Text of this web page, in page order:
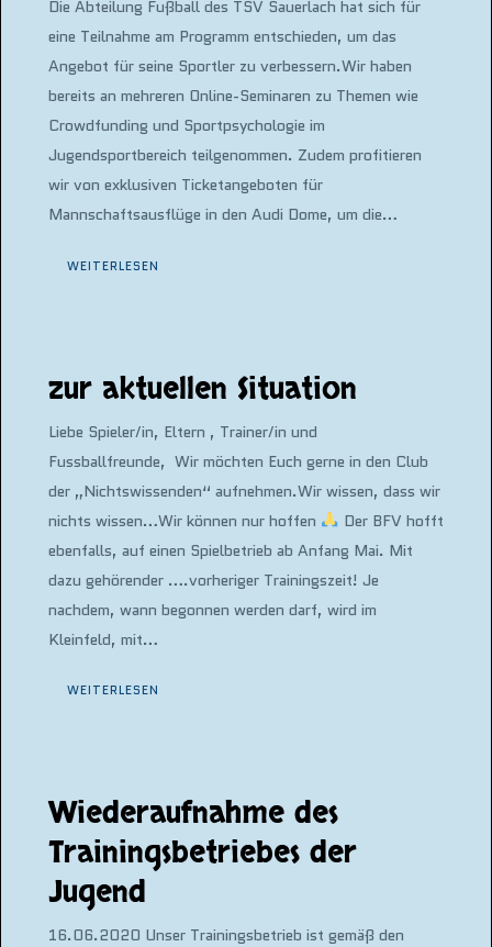
Die Abteilung Fußball des TSV Sauerlach hat sich für
eine Teilnahme am Programm entschieden, um das
Angebot für seine Sportler zu verbessern.Wir haben
bereits an mehreren Online-Seminaren zu Themen wie
Crowdfunding und Sportpsychologie im
Jugendsportbereich teilgenommen. Zudem profitieren
wir von exklusiven Ticketangeboten für
Mannschaftsausflüge in den Audi Dome, um die…
WEITERLESEN
zur aktuellen Situation
Liebe Spieler/in, Eltern , Trainer/in und
Fussballfreunde, Wir möchten Euch gerne in den Club
der „Nichtswissenden“ aufnehmen.Wir wissen, dass wir
nichts wissen…Wir können nur hoffen
Der BFV hofft
ebenfalls, auf einen Spielbetrieb ab Anfang Mai. Mit
dazu gehörender ….vorheriger Trainingszeit! Je
nachdem, wann begonnen werden darf, wird im
Kleinfeld, mit…
WEITERLESEN
Wiederaufnahme des
Trainingsbetriebes der
Jugend
16.06.2020 Unser Trainingsbetrieb ist gemäß den